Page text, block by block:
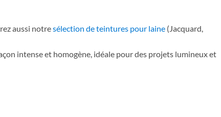
aussi notresélection de teintures pour laine (Jacquard,
intense et homogène, idéale pour des projets lumineux et